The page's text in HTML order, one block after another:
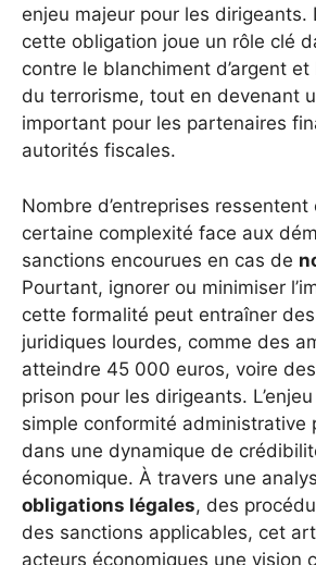
enjeu majeur pour les dirigeants.
cette obligation joue un rôle clé
contre le blanchiment d’argent
du terrorisme, tout en devenant
important pour les partenaires
autorités fiscales.
Nombre d’entreprises ressentent
certaine complexité face aux
sanctions encourues en cas de
Pourtant, ignorer ou minimiser
cette formalité peut entraîner
juridiques lourdes, comme des
atteindre 45 000 euros, voire
prison pour les dirigeants.
simple conformité administrative
dans une dynamique de
économique. À travers une
obligations légales, des
des sanctions applicables, cet
acteurs économiques une vision